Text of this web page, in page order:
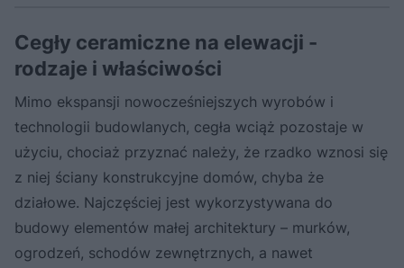
Cegły ceramiczne na elewacji -
rodzaje i właściwości
Mimo ekspansji nowocześniejszych wyrobów i
technologii budowlanych, cegła wciąż pozostaje w
użyciu, chociaż przyznać należy, że rzadko wznosi się
z niej ściany konstrukcyjne domów, chyba że
działowe. Najczęściej jest wykorzystywana do
budowy elementów małej architektury – murków,
ogrodzeń, schodów zewnętrznych, a nawet